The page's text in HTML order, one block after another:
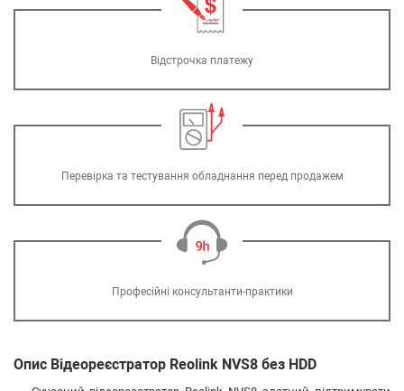
Відстрочка платежу
Перевірка та тестування обладнання перед продажем
Професійні консультанти-практики
Опис Відеореєстратор Reolink NVS8 без HDD